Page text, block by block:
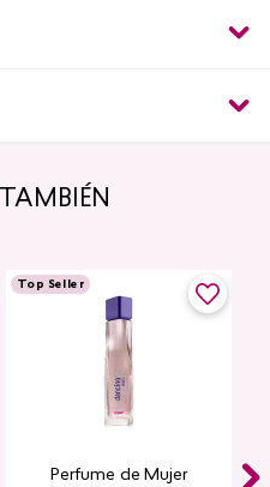
Top Seller
Perfume de Mujer